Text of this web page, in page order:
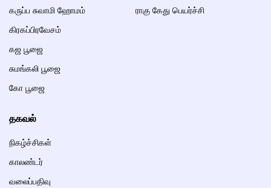
கருப்ப சுவாமி ஹோமம்
கிரகப்பிரவேசம்
கஜ பூஜை
சுமங்கலி பூஜை
கோ பூஜை
ராகு கேது பெயர்ச்சி
தகவல்
நிகழ்ச்சிகள்
காலண்டர்
வலைப்பதிவு